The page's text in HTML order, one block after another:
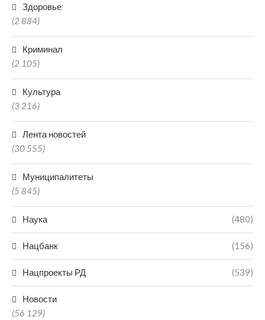
Здоровье
(2 884)
Криминал
(2 105)
Культура
(3 216)
Лента новостей
(30 555)
Муниципалитеты
(5 845)
Наука (480)
Нацбанк (156)
Нацпроекты РД (539)
Новости
(56 129)